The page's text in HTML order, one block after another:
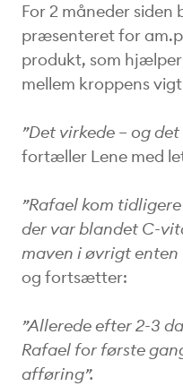
For 2 måneder siden
præsenteret for
produkt, som
mellem kroppens
”Det virkede – og
fortæller Lene med
”Rafael kom
der var blandet C-
maven i øvrigt enten
og fortsætter:
”Allerede efter 2-3
Rafael for første
afføring”.